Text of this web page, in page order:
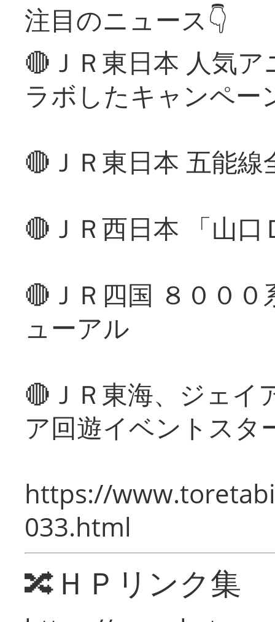
注目のニュース👇
🔴ＪＲ東日本 人気
ラボしたキャンペー
🔴ＪＲ東日本 五能
🔴ＪＲ西日本 「山
🔴ＪＲ四国 ８００
ューアル
🔴ＪＲ東海、ジェイ
ア回遊イベントスタ
https://
033.html
🔀ＨＰリンク集